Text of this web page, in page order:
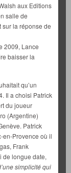
aux Editions
salle de
sur la réponse de
2009, Lance
baisser la
qu’un
Il a choisi Patrick
du joueur
(Argentine)
Patrick
en-Provence où il
Frank
de longue date,
simplicité qui